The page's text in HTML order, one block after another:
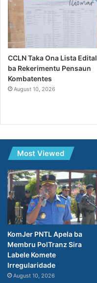
CCLN Taka Ona Lista Edital
ba Rekerimentu Pensaun
Kombatentes
August 10, 2026
Most Viewed
KomJer PNTL Apela ba
Membru PolTranz Sira
Labele Komete
Irregularidade
August 10, 2026